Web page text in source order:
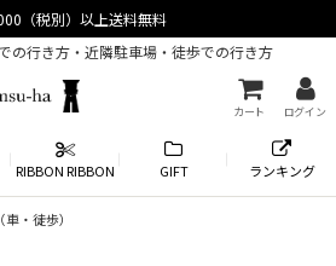
の行き方・近隣駐車場・徒歩での行き方
カート ログイン
RIBBON RIBBON GIFT ランキング
・徒歩）